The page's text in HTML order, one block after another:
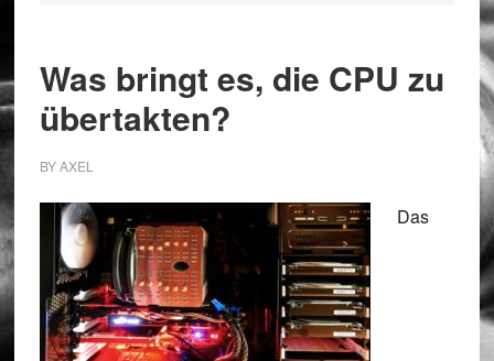
Was bringt es, die CPU zu
übertakten?
BYAXEL
Das